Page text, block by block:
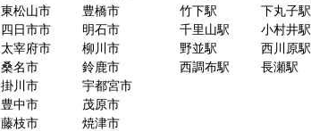
東松山市
豊橋市
四日市市
明石市
太宰府市
柳川市
桑名市
鈴鹿市
掛川市
宇都宮市
豊中市
茂原市
藤枝市
焼津市
竹下駅
下丸子駅
千里山駅
小村井駅
野並駅
西川原駅
西調布駅
長瀬駅